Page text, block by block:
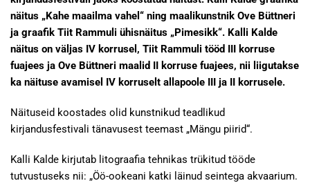
näitus „Kahe maailma vahel“ ning maalikunstnik Ove Büttneri
ja graafik Tiit Rammuli ühisnäitus „Pimesikk“. Kalli Kalde
näitus on väljas IV korrusel, Tiit Rammuli tööd III korruse
fuajees ja Ove Büttneri maalid II korruse fuajees, nii liigutakse
ka näituse avamisel IV korruselt allapoole III ja II korrusele.
Näituseid koostades olid kunstnikud teadlikud
kirjandusfestivali tänavusest teemast „Mängu piirid“.
Kalli Kalde kirjutab litograafia tehnikas trükitud tööde
tutvustuseks nii: „Öö-ookeani katki läinud seintega akvaarium.